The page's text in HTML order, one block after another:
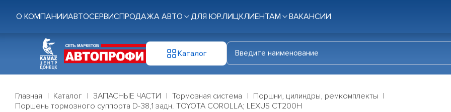
О КОМПАНИИАВТОСЕРВИСПРОДАЖА АВТО ДЛЯ ЮР.ЛИЦКЛИЕНТАМ ВАКАНСИИ
Каталог
Главная Каталог ЗАПАСНЫЕ ЧАСТИ Тормозная система
Поршни, цилиндры, ремкомплекты
Поршень тормозного суппорта D-38,1 задн. TOYOTA COROLLA; LEXUS CT200H